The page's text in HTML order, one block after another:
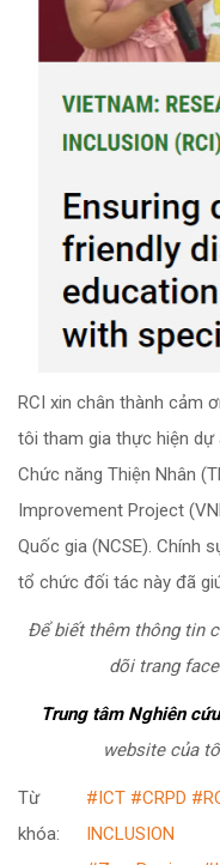
RCI xin chân thành cảm
tôi tham gia thực hiện dự
Chức năng Thiện Nhân
Improvement Project
Quốc gia (NCSE). Chính
tổ chức đối tác này đã
Để biết thêm thông tin
dõi trang
Trung tâm Nghiên
website của
Từ
khóa:
#ICT #CRPD
INCLUSION